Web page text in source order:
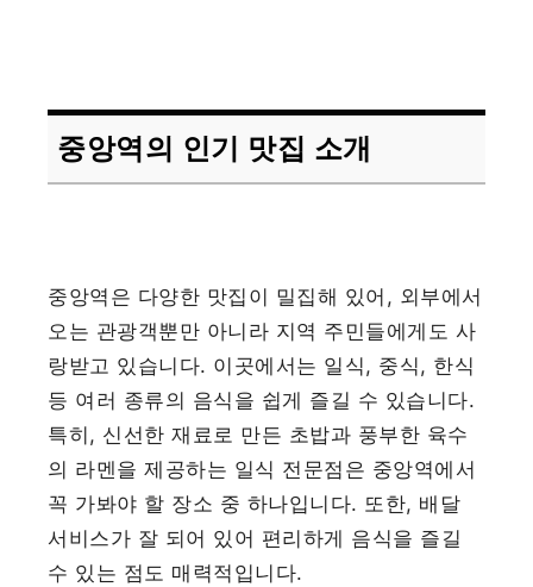
중앙역의 인기 맛집 소개
중앙역은 다양한 맛집이 밀집해 있어, 외부에서
오는 관광객뿐만 아니라 지역 주민들에게도 사
랑받고 있습니다. 이곳에서는 일식, 중식, 한식
등 여러 종류의 음식을 쉽게 즐길 수 있습니다.
특히, 신선한 재료로 만든 초밥과 풍부한 육수
의 라멘을 제공하는 일식 전문점은 중앙역에서
꼭 가봐야 할 장소 중 하나입니다. 또한, 배달
서비스가 잘 되어 있어 편리하게 음식을 즐길
수 있는 점도 매력적입니다.